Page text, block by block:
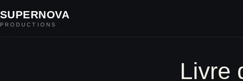
SUPERNOVA
PRODUCTIONS
Livre